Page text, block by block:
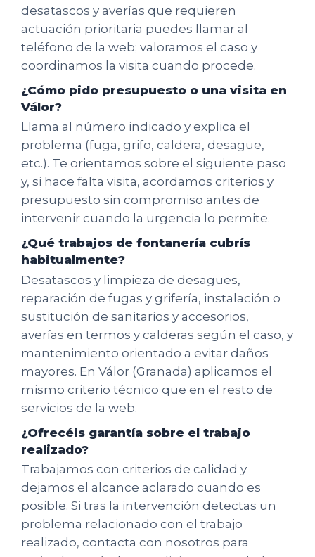
desatascos y averías que requieren
actuación prioritaria puedes llamar al
teléfono de la web; valoramos el caso y
coordinamos la visita cuando procede.
¿Cómo pido presupuesto o una visita en
Válor?
Llama al número indicado y explica el
problema (fuga, grifo, caldera, desagüe,
etc.). Te orientamos sobre el siguiente paso
y, si hace falta visita, acordamos criterios y
presupuesto sin compromiso antes de
intervenir cuando la urgencia lo permite.
¿Qué trabajos de fontanería cubrís
habitualmente?
Desatascos y limpieza de desagües,
reparación de fugas y grifería, instalación o
sustitución de sanitarios y accesorios,
averías en termos y calderas según el caso, y
mantenimiento orientado a evitar daños
mayores. En Válor (Granada) aplicamos el
mismo criterio técnico que en el resto de
servicios de la web.
¿Ofrecéis garantía sobre el trabajo
realizado?
Trabajamos con criterios de calidad y
dejamos el alcance aclarado cuando es
posible. Si tras la intervención detectas un
problema relacionado con el trabajo
realizado, contacta con nosotros para